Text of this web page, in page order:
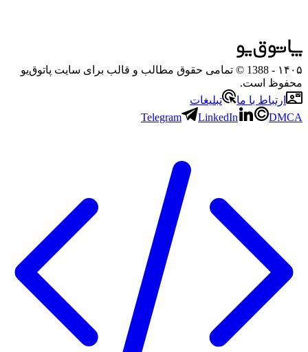
۱۴۰۵
- 1388 © تمامی حقوق مطالب و قالب برای سایت پاتوق‌یو
محفوظ است.
ارتباط با ما
تبلیغات
Telegram
LinkedIn DMCA